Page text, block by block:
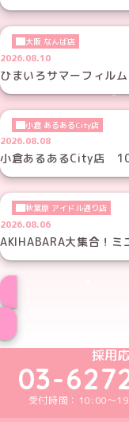
大阪 なんば店
2026.08.10
ひまいろサマーフィル
小倉 あるあるCity店
2026.08.08
小倉あるあるCity店
秋葉原 アイドル通り店
2026.08.06
AKIHABARA大集合！ミ
採用
03-
受付時間：10:00～